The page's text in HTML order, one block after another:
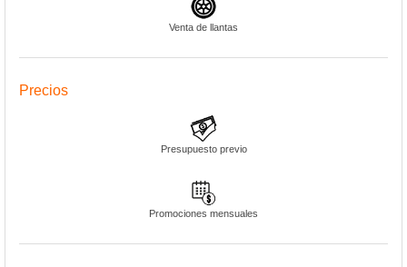
Venta de llantas
Precios
Presupuesto previo
Promociones mensuales